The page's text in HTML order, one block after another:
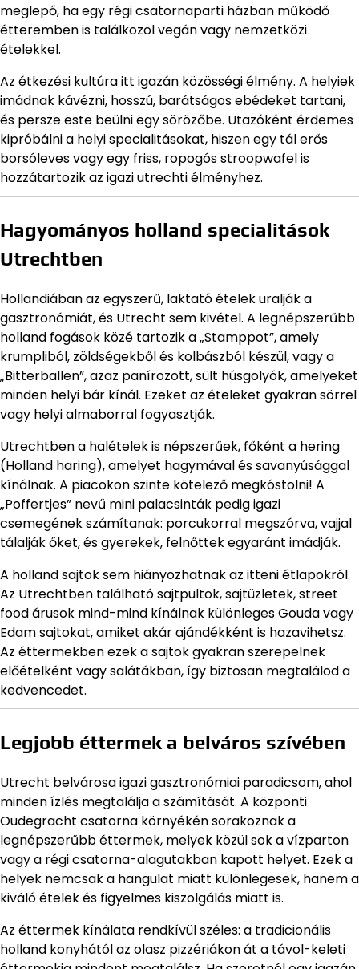
meglepő, ha egy régi csatornaparti házban működő
étteremben is találkozol vegán vagy nemzetközi
ételekkel.
Az étkezési kultúra itt igazán közösségi élmény. A helyiek
imádnak kávézni, hosszú, barátságos ebédeket tartani,
és persze este beülni egy sörözőbe. Utazóként érdemes
kipróbálni a helyi specialitásokat, hiszen egy tál erős
borsóleves vagy egy friss, ropogós stroopwafel is
hozzátartozik az igazi utrechti élményhez.
Hagyományos holland specialitások
Utrechtben
Hollandiában az egyszerű, laktató ételek uralják a
gasztronómiát, és Utrecht sem kivétel. A legnépszerűbb
holland fogások közé tartozik a „Stamppot”, amely
krumpliból, zöldségekből és kolbászból készül, vagy a
„Bitterballen”, azaz panírozott, sült húsgolyók, amelyeket
minden helyi bár kínál. Ezeket az ételeket gyakran sörrel
vagy helyi almaborral fogyasztják.
Utrechtben a halételek is népszerűek, főként a hering
(Holland haring), amelyet hagymával és savanyúsággal
kínálnak. A piacokon szinte kötelező megkóstolni! A
„Poffertjes” nevű mini palacsinták pedig igazi
csemegének számítanak: porcukorral megszórva, vajjal
tálalják őket, és gyerekek, felnőttek egyaránt imádják.
A holland sajtok sem hiányozhatnak az itteni étlapokról.
Az Utrechtben található sajtpultok, sajtüzletek, street
food árusok mind-mind kínálnak különleges Gouda vagy
Edam sajtokat, amiket akár ajándékként is hazavihetsz.
Az éttermekben ezek a sajtok gyakran szerepelnek
előételként vagy salátákban, így biztosan megtalálod a
kedvencedet.
Legjobb éttermek a belváros szívében
Utrecht belvárosa igazi gasztronómiai paradicsom, ahol
minden ízlés megtalálja a számítását. A központi
Oudegracht csatorna környékén sorakoznak a
legnépszerűbb éttermek, melyek közül sok a vízparton
vagy a régi csatorna-alagutakban kapott helyet. Ezek a
helyek nemcsak a hangulat miatt különlegesek, hanem a
kiváló ételek és figyelmes kiszolgálás miatt is.
Az éttermek kínálata rendkívül széles: a tradicionális
holland konyhától az olasz pizzériákon át a távol-keleti